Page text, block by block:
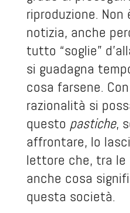
riproduzione. Non
notizia, anche
tutto “soglie”
si guadagna
cosa farsene.
razionalità si
questo pastiche,
affrontare, lo
lettore che, tra le
anche cosa
questa società.